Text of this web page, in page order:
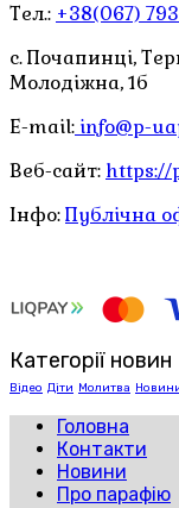
Тел.: +38(067)
с. Почапинці,
Молодіжна, 1б
E-mail: info@p-
Веб-сайт: https://
Інфо:Публічна
Категорії новин
Відео Діти Молитва
Головна
Контакти
Новини
Про парафію